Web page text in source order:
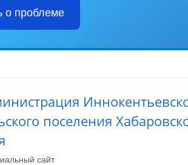
о проблеме
поселения
сайт